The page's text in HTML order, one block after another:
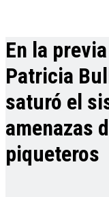
En la
Patricia
saturó el
amenazas
piqueteros